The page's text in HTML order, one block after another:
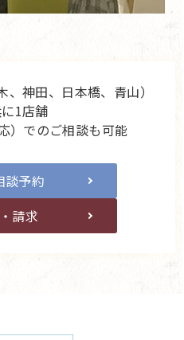
神田、日本橋、青山）
1店舗
）でのご相談も可能
談予約
請求